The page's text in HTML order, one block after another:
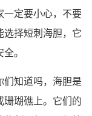
一定要小心，不要
选择短刺海胆，它
。
们知道吗，海胆是
珊瑚礁上。它们的